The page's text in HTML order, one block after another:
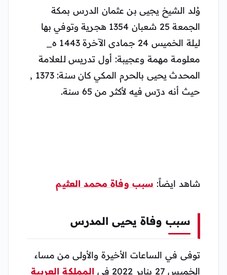
وُلد الشيخ يجيى بن عثمان الدرس بمكة
الجمعة 25 شعبان 1354 هجرية وتوفي بها
ليلة الخميس 24 جمادى الآخرة 1443 ه_
معلومة مهمة وعجيبة: أول تدريس للعلامة
المحدث يحيى بالحرم المكي كان سنة: 1373 ,
حيث أنه درّس فيه لأكثر من 65 سنة.
شاهد ايضاً: سبب وفاة محمد العثيم
سبب وفاة يحيى المدرس
توفى في الساعات الأخيرة والأولى من مساء
الخميس 27 يناير 2022 في
المملكة العربية